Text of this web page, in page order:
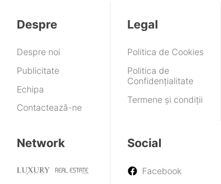
Despre
Despre noi
Publicitate
Echipa
Contactează-ne
Legal
Politica de Cookies
Politica de
Confidențialitate
Termene și condiții
Network Social
Facebook